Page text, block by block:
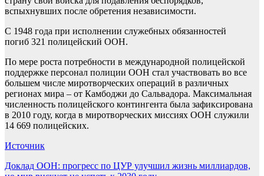
вспыхнувших после обретения независимости.
С 1948 года при исполнении служебных обязанностей
погиб 321 полицейский ООН.
По мере роста потребности в международной полицейской
поддержке персонал полиции ООН стал участвовать во все
большем числе миротворческих операций в различных
регионах мира – от Камбоджи до Сальвадора. Максимальная
численность полицейского контингента была зафиксирована
в 2010 году, когда в миротворческих миссиях ООН служили
14 669 полицейских.
Источник
Навигация
Доклад ООН: прогресс по ЦУР улучшил жизнь миллиардов,